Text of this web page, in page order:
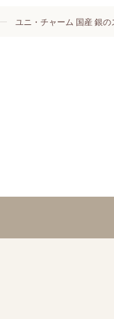
ユニ・チャーム 国産 銀